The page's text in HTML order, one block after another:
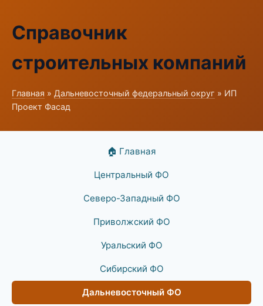
Справочник
строительных компаний
Главная » Дальневосточный федеральный округ » ИП
Проект Фасад
🏠 Главная
Центральный ФО
Северо-Западный ФО
Приволжский ФО
Уральский ФО
Сибирский ФО
Дальневосточный ФО